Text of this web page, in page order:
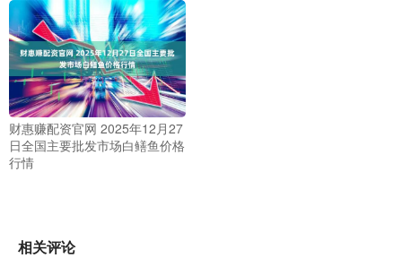
财惠赚配资官网 2025年12月27
日全国主要批发市场白鳝鱼价格
行情
相关评论